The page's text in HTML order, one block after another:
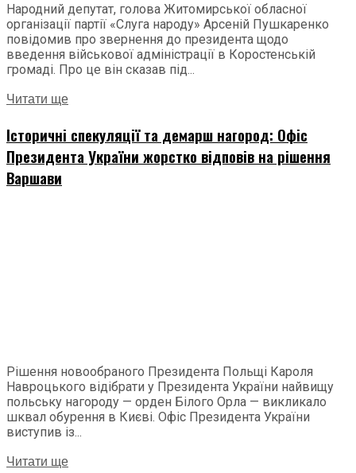
Народний депутат, голова Житомирської обласної
організації партії «Слуга народу» Арсеній Пушкаренко
повідомив про звернення до президента щодо
введення військової адміністрації в Коростенській
громаді. Про це він сказав під...
Читати ще
Історичні спекуляції та демарш нагород: Офіс
Президента України жорстко відповів на рішення
Варшави
Рішення новообраного Президента Польщі Кароля
Навроцького відібрати у Президента України найвищу
польську нагороду — орден Білого Орла — викликало
шквал обурення в Києві. Офіс Президента України
виступив із...
Читати ще